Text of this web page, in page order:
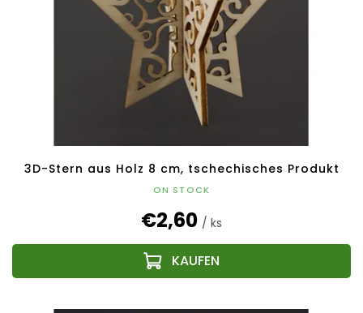
3D-Stern aus Holz 8 cm, tschechisches Produkt
ON STOCK
€2,60 / ks